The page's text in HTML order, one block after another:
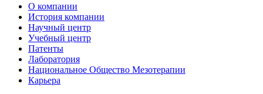
О компании
История компании
Научный центр
Учебный центр
Патенты
Лаборатория
Национальное Общество Мезотерапии
Карьера